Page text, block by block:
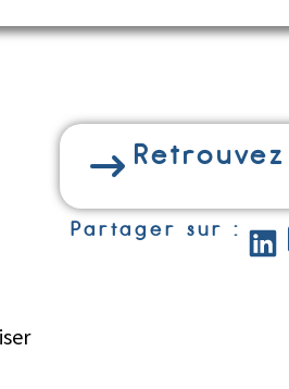
Partager sur :